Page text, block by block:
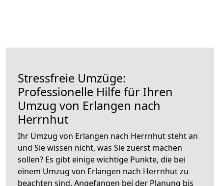
Stressfreie Umzüge:
Professionelle Hilfe für Ihren
Umzug von Erlangen nach
Herrnhut
Ihr Umzug von Erlangen nach Herrnhut steht an
und Sie wissen nicht, was Sie zuerst machen
sollen? Es gibt einige wichtige Punkte, die bei
einem Umzug von Erlangen nach Herrnhut zu
beachten sind. Angefangen bei der Planung bis